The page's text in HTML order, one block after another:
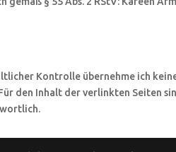
Kontrolle übernehme ich
den Inhalt der verlinkten Seiten